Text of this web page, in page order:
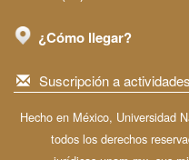
¿Cómo llegar?
Suscripción a
Hecho en México, Universidad
todos los derechos